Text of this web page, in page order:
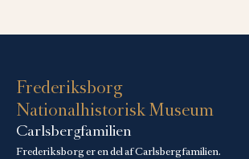
Frederiksborg
Nationalhistorisk Museum
Carlsbergfamilien
Frederiksborg er en del af Carlsbergfamilien.